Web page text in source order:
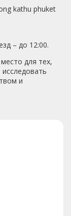
мылом,
что мыло
Пошла
вынесли
покупать
задачей.
не
строить из
оно не в
мылом в те
чтобы на
отель
1,5 тысячи
3%
стороны
-
kathu phuket
– до 12:00.
для тех,
и